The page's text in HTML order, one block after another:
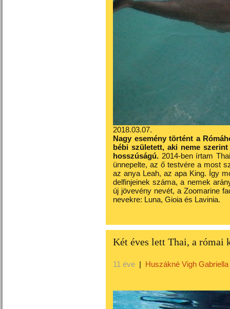
2018.03.07.
Nagy esemény történt a
bébi született, aki neme
hosszúságú. 2014-ben írtam
ünnepelte, az ő testvére a most
az anya Leah, az apa King. Így
delfinjeinek száma, a nemek
új jövevény nevét, a Zoomarine
nevekre: Luna, Gioia és Lavinia.
Két éves lett Thai, a római
11 éve | Huszákné Vigh Gabriella